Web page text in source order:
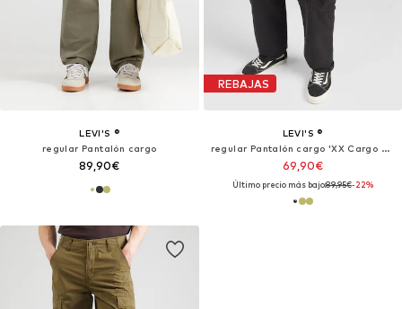
LEVI'S ®
regular Pantalón cargo
89,90€
REBAJAS
LEVI'S ®
regular Pantalón cargo 'XX Cargo Straight Pants'
69,90€
Último precio más bajo:89,95€-22%